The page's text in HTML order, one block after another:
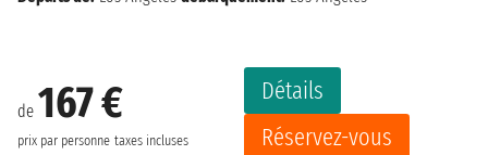
de 167 €
prix par personne taxes incluses
Détails
Réservez-vous